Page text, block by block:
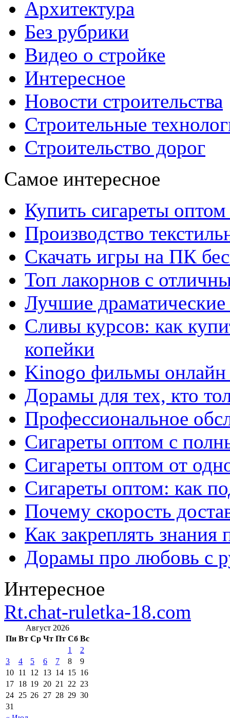
Архитектура
Без рубрики
Видео о стройке
Интересное
Новости строительства
Строительные
Строительство дорог
Самое интересное
Купить сигареты
Производство
Скачать игры на ПК
Топ лакорнов с
Лучшие
Сливы курсов: как
копейки
Kinogo фильмы онлайн
Дорамы для тех, кто
Профессиональное
Сигареты оптом с
Сигареты оптом от
Сигареты оптом: как
Почему скорость
Как закреплять знания
Дорамы про любовь с
Интересное
Rt.chat-ruletka-18.com
Август 2026
Пн Вт Ср Чт Пт Сб Вс
1
2
3
4 5 6 7 8
9
10 11 12 13 14 15 16
17 18 19 20 21 22 23
24 25 26 27 28 29 30
31